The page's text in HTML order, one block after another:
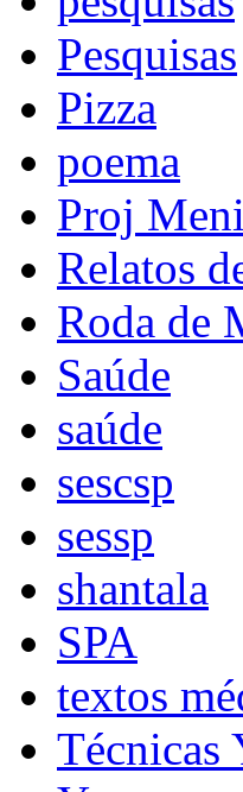
Pesquisas
Pizza
poema
Proj
Relatos
Roda de
Saúde
saúde
sescsp
sessp
shantala
SPA
textos
Técnicas